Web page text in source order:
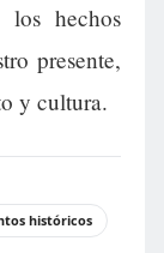
hechos
presente,
y cultura.
históricos